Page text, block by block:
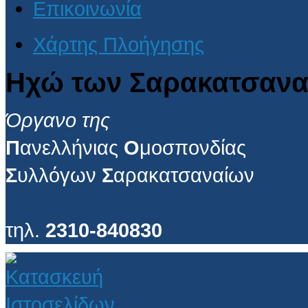
Επικοινωνία
Χάρτης Πλοήγησης
Ηχώ των
Όργανο της
Πανελλήνιας Ομοσπονδίας
Συλλόγων Σαρακατσαναίων
τηλ. 2310-840830